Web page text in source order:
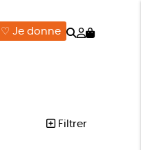
♡ Je donne Rechercher
Mon
Filtrer